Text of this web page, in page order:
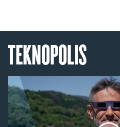
TEKNOPOLIS